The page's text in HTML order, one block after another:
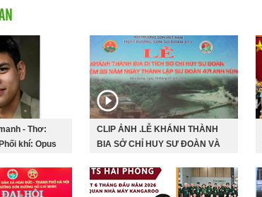
- Thơ:
khí: Opus
CLIP ẢNH .LỄ KHÁNH THÀNH
BIA SỞ CHỈ HUY SƯ ĐOÀN VÀ
SƯ ĐOÀN 471 ANH HÙNG